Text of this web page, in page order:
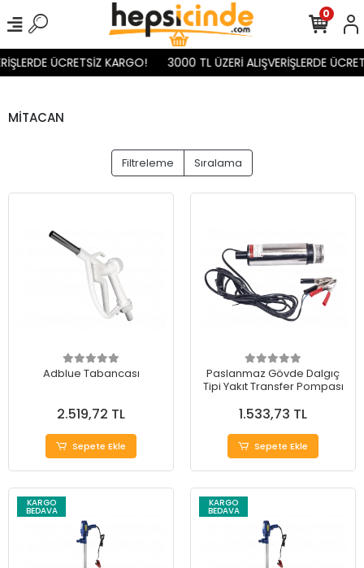
ÜCRETSİZ KARGO! 3000 TL ÜZERİ ALIŞVERİŞLERDE
0
MİTACAN
Filtreleme Sıralama
Adblue Tabancası
2.519,72 TL
Sepete Ekle
Paslanmaz Gövde Dalgıç
Tipi Yakıt Transfer Pompası
1.533,73 TL
Sepete Ekle
KARGO
BEDAVA
KARGO
BEDAVA